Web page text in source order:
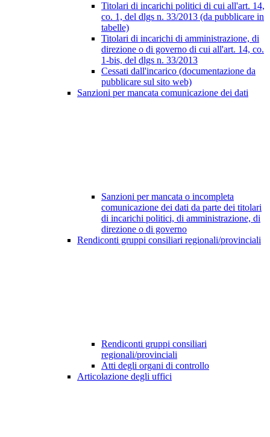
Titolari di incarichi politici di cui all'art. 14,
co. 1, del dlgs n. 33/2013 (da pubblicare in
tabelle)
Titolari di incarichi di amministrazione, di
direzione o di governo di cui all'art. 14, co.
1-bis, del dlgs n. 33/2013
Cessati dall'incarico (documentazione da
pubblicare sul sito web)
Sanzioni per mancata comunicazione dei dati
Sanzioni per mancata o incompleta
comunicazione dei dati da parte dei titolari
di incarichi politici, di amministrazione, di
direzione o di governo
Rendiconti gruppi consiliari regionali/provinciali
Rendiconti gruppi consiliari
regionali/provinciali
Atti degli organi di controllo
Articolazione degli uffici